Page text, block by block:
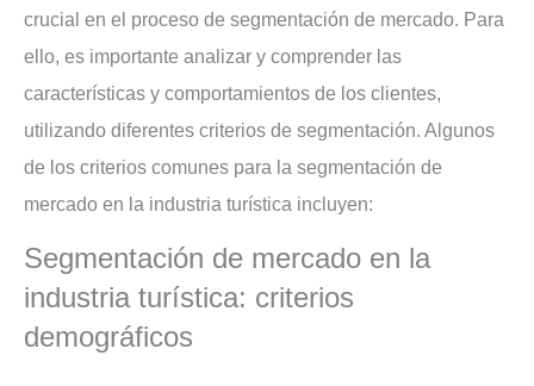
crucial en el proceso de segmentación de mercado. Para
ello, es importante analizar y comprender las
características y comportamientos de los clientes,
utilizando diferentes criterios de segmentación. Algunos
de los criterios comunes para la segmentación de
mercado en la industria turística incluyen:
Segmentación de mercado en la
industria turística: criterios
demográficos